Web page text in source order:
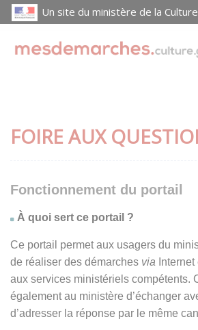
Un site du ministère de la Culture
FOIRE AUX
Fonctionnement du portail
À quoi sert ce portail ?
Ce portail permet aux usagers du
de réaliser des démarches via
aux services ministériels compétents.
également au ministère d’échanger
d’adresser la réponse par le même